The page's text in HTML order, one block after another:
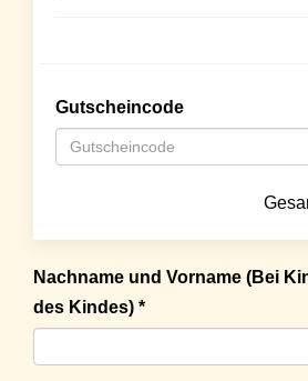
Gutscheincode
Nachname und Vorname (Bei
des Kindes) *